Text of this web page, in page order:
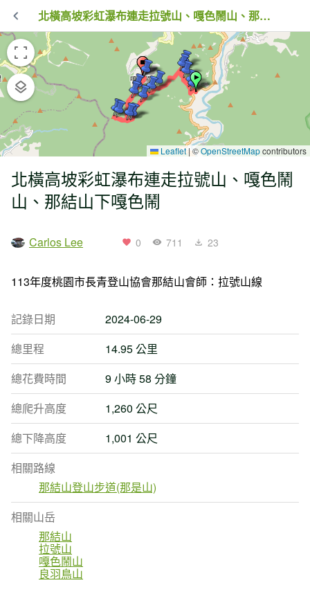
北橫高坡彩虹瀑布連走拉號山、嘎色鬧山、那結山下嘎色鬧
Leaflet|©OpenStreetMapcontributors
北橫高坡彩虹瀑布連走拉號山、嘎色鬧
山、那結山下嘎色鬧
Carlos Lee 0 711 23
113年度桃園市長青登山協會那結山會師：拉號山線
記錄日期
2024-06-29
總里程
14.95 公里
總花費時間
9 小時 58 分鐘
總爬升高度
1,260 公尺
總下降高度
1,001 公尺
相關路線
那結山登山步道(那是山)
相關山岳
那結山
拉號山
嘎色鬧山
良羽鳥山